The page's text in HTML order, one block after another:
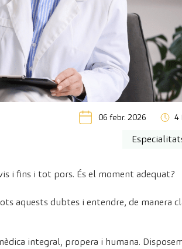
06 febr. 2026 4
i fins i tot pors. És el moment adequat?
aquests dubtes i entendre, de manera
integral, propera i humana.